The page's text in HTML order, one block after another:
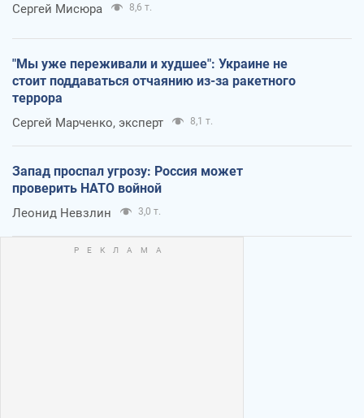
Сергей Мисюра 8,6 т.
"Мы уже переживали и худшее": Украине не
стоит поддаваться отчаянию из-за ракетного
террора
Сергей Марченко, эксперт 8,1 т.
Запад проспал угрозу: Россия может
проверить НАТО войной
Леонид Невзлин 3,0 т.